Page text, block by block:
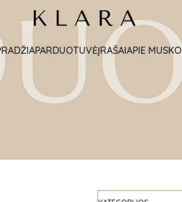
PARDUOTUVĖĮRAŠAIAPIE MUS